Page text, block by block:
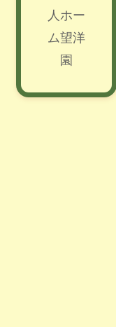
人ホー
ム望洋
園